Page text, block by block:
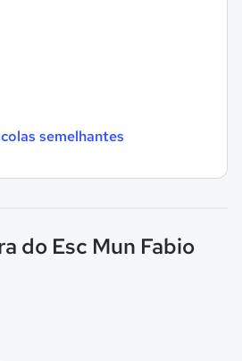
semelhantes
do Esc Mun Fabio